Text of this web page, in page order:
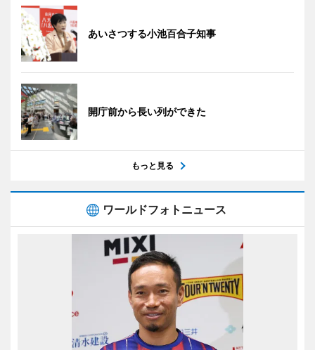
あいさつする小池百合子知事
開庁前から長い列ができた
もっと見る
ワールドフォトニュース